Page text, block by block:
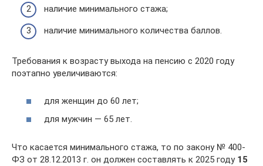
наличие минимального стажа;
наличие минимального количества баллов.
Требования к возрасту выхода на пенсию с 2020 году
поэтапно увеличиваются:
для женщин до 60 лет;
для мужчин — 65 лет.
Что касается минимального стажа, то по закону № 400-
ФЗ от 28.12.2013 г. он должен составлять к 2025 году 15